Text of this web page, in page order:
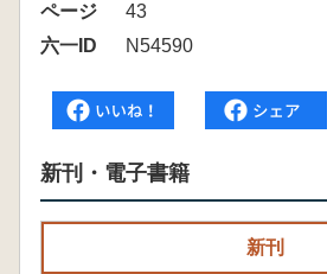
ページ
43
六一ID
N54590
新刊・電子書籍
新刊